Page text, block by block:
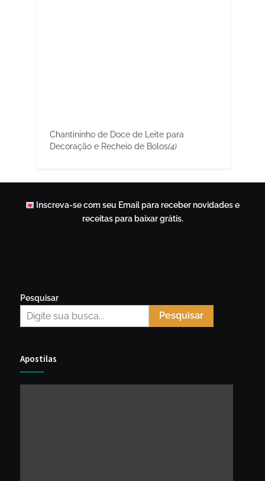
Chantininho de Doce de Leite para
Decoração e Recheio de Bolos(4)
Inscreva-se com seu Email para receber novidades e
receitas para baixar grátis.
Pesquisar
Pesquisar
Apostilas